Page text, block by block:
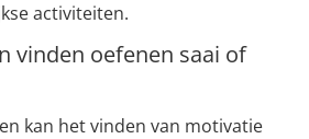
activiteiten.
vinden oefenen saai of
kan het vinden van motivatie